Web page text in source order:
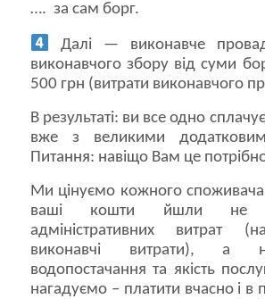
…. за сам борг.
Далі — виконавче
виконавчого збору від суми
500 грн (витрати виконавчого
В результаті: ви все одно
вже з великими
Питання: навіщо Вам це
Ми цінуємо кожного
ваші кошти йшли не
адміністративних витрат
виконавчі витрати), а
водопостачання та якість
нагадуємо – платити вчасно і в